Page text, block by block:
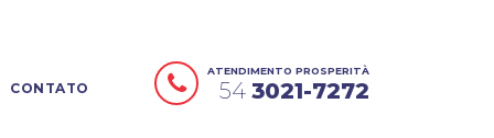
ATENDIMENTO PROSPERITÀ
54 3021-7272
CONTATO